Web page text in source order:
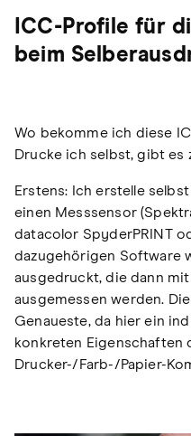
ICC-Profile für
beim
Wo bekomme ich diese
Drucke ich selbst, gibt es
Erstens: Ich erstelle
einen Messsensor
datacolor SpyderPRINT
dazugehörigen Software
ausgedruckt, die dann
ausgemessen werden.
Genaueste, da hier ein
konkreten Eigenschaften
Drucker-/Farb-/Papier-